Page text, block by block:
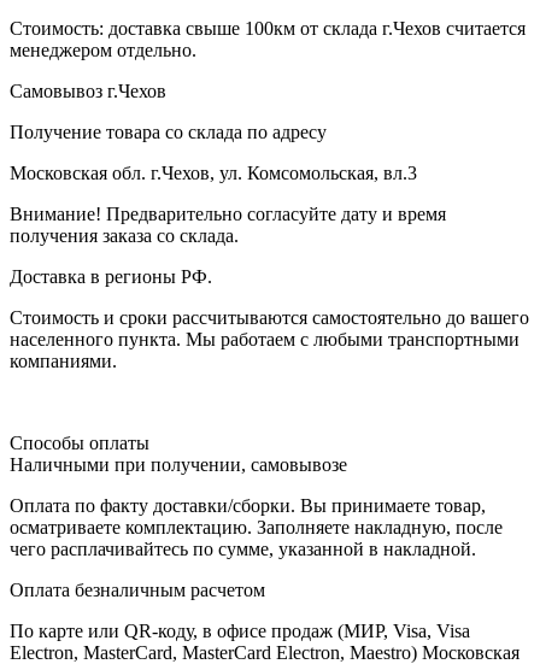
Стоимость: доставка свыше 100км от склада г.Чехов считается
менеджером отдельно.
Самовывоз г.Чехов
Получение товара со склада по адресу
Московская обл. г.Чехов, ул. Комсомольская, вл.3
Внимание! Предварительно согласуйте дату и время
получения заказа со склада.
Доставка в регионы РФ.
Стоимость и сроки рассчитываются самостоятельно до вашего
населенного пункта. Мы работаем с любыми транспортными
компаниями.
Способы оплаты
Наличными при получении, самовывозе
Оплата по факту доставки/сборки. Вы принимаете товар,
осматриваете комплектацию. Заполняете накладную, после
чего расплачивайтесь по сумме, указанной в накладной.
Оплата безналичным расчетом
По карте или QR-коду, в офисе продаж (МИР, Visa, Visa
Electron, MasterCard, MasterCard Electron, Maestro) Московская